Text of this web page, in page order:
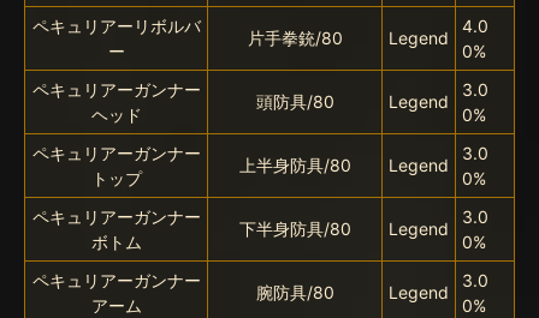
ペキュリアーリボルバ
ー
片手拳銃/80 Legend
4.0
0%
ペキュリアーガンナー
ヘッド
頭防具/80 Legend
3.0
0%
ペキュリアーガンナー
トップ
上半身防具/80 Legend
3.0
0%
ペキュリアーガンナー
ボトム
下半身防具/80 Legend
3.0
0%
ペキュリアーガンナー
アーム
腕防具/80 Legend
3.0
0%